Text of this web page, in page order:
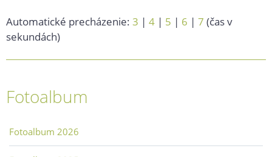
Automatické precházenie: 3 | 4 | 5 | 6 | 7 (čas v
sekundách)
Fotoalbum
Fotoalbum 2026